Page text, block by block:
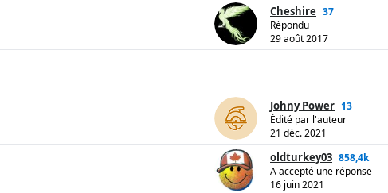
Cheshire 37
Répondu
29 août 2017
Johny Power 13
Édité par l'auteur
21 déc. 2021
oldturkey03 858,4k
A accepté une réponse
16 juin 2021